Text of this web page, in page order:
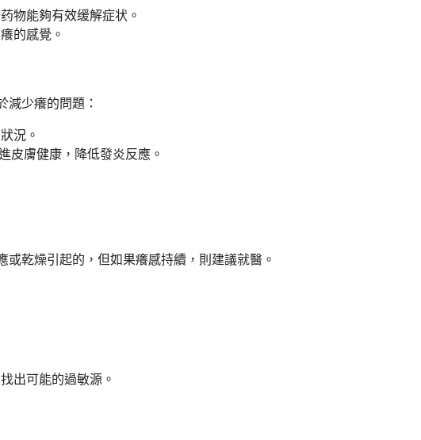
物能夠有效缓解症状。
的感覺。
減少癢的問題：
況。
皮膚健康，降低發炎反應。
乾燥引起的，但如果癢感持續，則建議就醫。
出可能的過敏源。